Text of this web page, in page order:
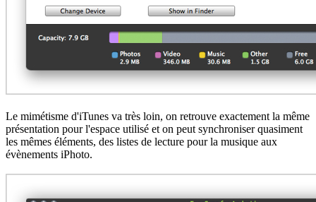
Le mimétisme d'iTunes va très loin, on retrouve exactement la même
présentation pour l'espace utilisé et on peut synchroniser quasiment
les mêmes éléments, des listes de lecture pour la musique aux
évènements iPhoto.